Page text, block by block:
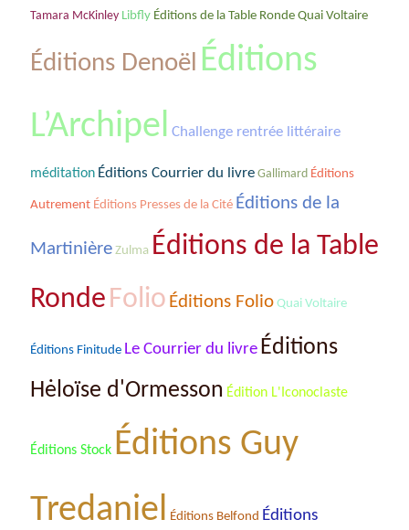
Tamara McKinley Libfly Éditions de la Table Ronde Quai Voltaire
Éditions Denoël Éditions
L’Archipel Challenge rentrée littéraire
méditation Éditions Courrier du livre Gallimard Éditions
Autrement Éditions Presses de la Cité Éditions de la
Martinière Zulma Éditions de la Table
RondeFolio Éditions Folio Quai Voltaire
Éditions Finitude Le Courrier du livre Éditions
Hėloïse d'Ormesson Édition L'Iconoclaste
Éditions Stock Éditions Guy
Tredaniel Éditions Belfond Éditions